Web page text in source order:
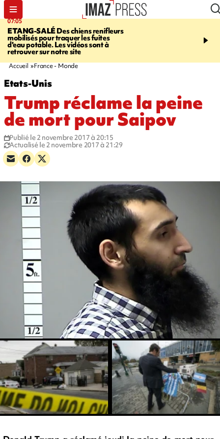
07:05
ETANG-SALÉDes chiens renifleurs
mobilisés pour traquer les fuites
d'eau potable. Les vidéos sont à
retrouver sur notre site
09:53
CATASTROPHIQUE
sécheresse, incendies -
Accueil France - Monde
Etats-Unis
Trump réclame la peine
de mort pour Saipov
Publié le 2 novembre 2017 à 20:15
Actualisé le 2 novembre 2017 à 21:29